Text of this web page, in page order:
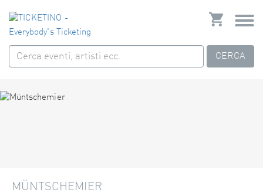
CERCA
MÜNTSCHEMIER